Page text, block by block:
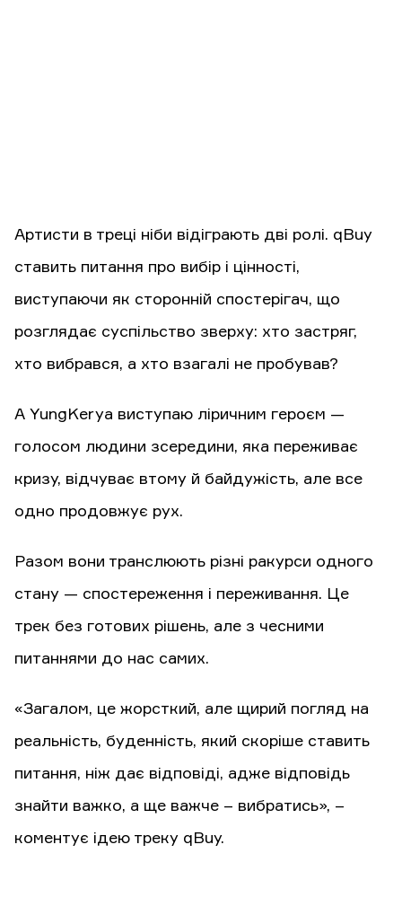
Артисти в треці ніби відіграють дві ролі. qBuy
ставить питання про вибір і цінності,
виступаючи як сторонній спостерігач, що
розглядає суспільство зверху: хто застряг,
хто вибрався, а хто взагалі не пробував?
А YungKerya виступаю ліричним героєм —
голосом людини зсередини, яка переживає
кризу, відчуває втому й байдужість, але все
одно продовжує рух.
Разом вони транслюють різні ракурси одного
стану — спостереження і переживання. Це
трек без готових рішень, але з чесними
питаннями до нас самих.
«Загалом, це жорсткий, але щирий погляд на
реальність, буденність, який скоріше ставить
питання, ніж дає відповіді, адже відповідь
знайти важко, а ще важче – вибратись», –
коментує ідею треку qBuy.